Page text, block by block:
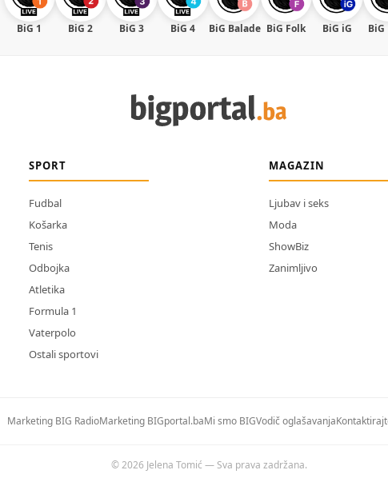
BiG 1 BiG 2 BiG 3 BiG 4 BiG Balade BiG Folk BiG iG BiG
SPORT
Fudbal
Košarka
Tenis
Odbojka
Atletika
Formula 1
Vaterpolo
Ostali sportovi
MAGAZIN
Ljubav i seks
Moda
ShowBiz
Zanimljivo
Marketing BIG RadioMarketing BIGportal.baMi smo BIGVodič oglašavanja
© 2026 Jelena Tomić — Sva prava zadržana.